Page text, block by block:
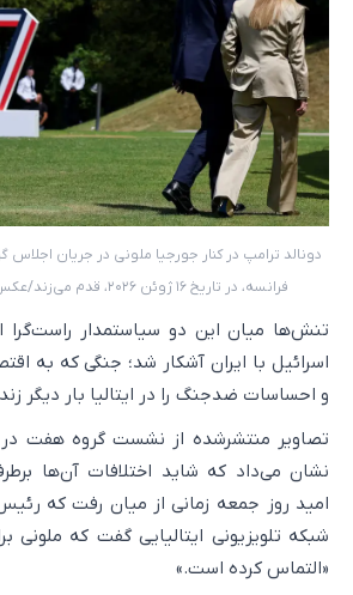
دونالد ترامپ در کنار جورجیا ملونی در جریان اجلاس
فرانسه، در تاریخ ۱۶ ژوئن ۲۰۲۶، قدم می‌زند/عکس از خبرگزاری رویترز
تنش‌ها میان این دو سیاستمدار راست‌گرا
اسرائیل با ایران آشکار شد؛ جنگی که به
و احساسات ضدجنگ را در ایتالیا بار دیگر
تصاویر منتشرشده از نشست گروه هفت در
نشان می‌داد که شاید اختلافات آن‌ها
امید روز جمعه زمانی از میان رفت که
شبکه تلویزیونی ایتالیایی گفت که ملونی
«التماس کرده است.»